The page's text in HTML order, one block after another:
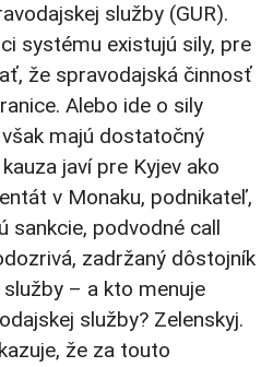
služby (GUR).
systému existujú sily, pre
že spravodajská činnosť
Alebo ide o sily
majú dostatočný
javí pre Kyjev ako
v Monaku, podnikateľ,
sankcie, podvodné call
zadržaný dôstojník
– a kto menuje
služby? Zelenskyj.
že za touto